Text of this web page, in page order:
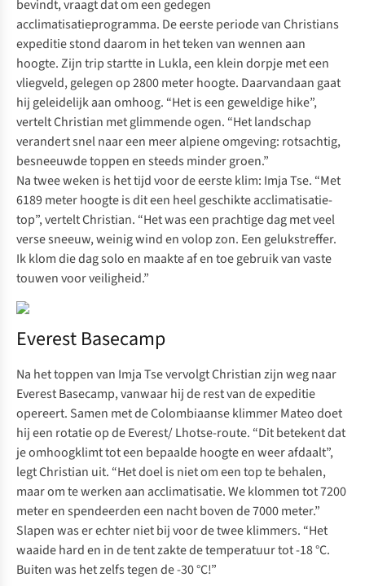
bevindt, vraagt dat om een gedegen
acclimatisatieprogramma. De eerste periode van Christians
expeditie stond daarom in het teken van wennen aan
hoogte. Zijn trip startte in Lukla, een klein dorpje met een
vliegveld, gelegen op 2800 meter hoogte. Daarvandaan gaat
hij geleidelijk aan omhoog. “Het is een geweldige hike”,
vertelt Christian met glimmende ogen. “Het landschap
verandert snel naar een meer alpiene omgeving: rotsachtig,
besneeuwde toppen en steeds minder groen.”
Na twee weken is het tijd voor de eerste klim: Imja Tse. “Met
6189 meter hoogte is dit een heel geschikte acclimatisatie-
top”, vertelt Christian. “Het was een prachtige dag met veel
verse sneeuw, weinig wind en volop zon. Een gelukstreffer.
Ik klom die dag solo en maakte af en toe gebruik van vaste
touwen voor veiligheid.”
Everest Basecamp
Na het toppen van Imja Tse vervolgt Christian zijn weg naar
Everest Basecamp, vanwaar hij de rest van de expeditie
opereert. Samen met de Colombiaanse klimmer Mateo doet
hij een rotatie op de Everest/ Lhotse-route. “Dit betekent dat
je omhoogklimt tot een bepaalde hoogte en weer afdaalt”,
legt Christian uit. “Het doel is niet om een top te behalen,
maar om te werken aan acclimatisatie. We klommen tot 7200
meter en spendeerden een nacht boven de 7000 meter.”
Slapen was er echter niet bij voor de twee klimmers. “Het
waaide hard en in de tent zakte de temperatuur tot -18 °C.
Buiten was het zelfs tegen de -30 °C!”